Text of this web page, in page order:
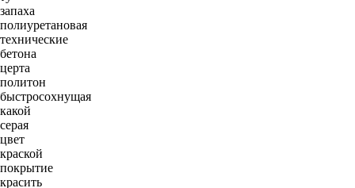
запаха
полиуретановая
технические
бетона
церта
политон
быстросохнущая
какой
серая
цвет
краской
покрытие
красить